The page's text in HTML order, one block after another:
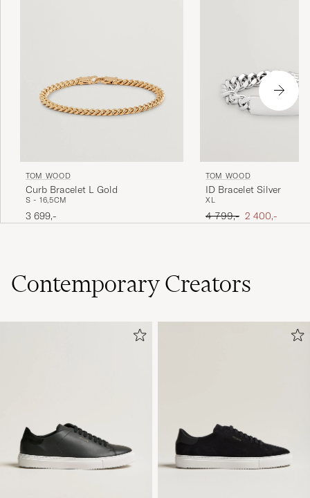
TOM WOOD
Curb Bracelet L Gold
S - 16,5CM
3 699,-
TOM WOOD
ID Bracelet Silver
XL
Ordinær pris
4 799,- Nedsatt pris
2 400,-
Contemporary Creators